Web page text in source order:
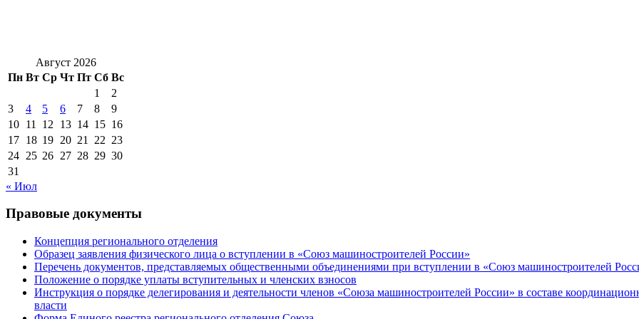
Август 2026
Пн Вт Ср Чт Пт Сб Вс
1
2
3
4 5 6 7 8
9
10 11 12 13 14 15 16
17 18 19 20 21 22 23
24 25 26 27 28 29 30
31
« Июл
Правовые документы
Концепция регионального отделения
Образец заявления физического лица о вступлении в «Союз машиностроителей России»
Перечень документов, представляемых общественными объединениями при вступлении в «Союз машиностроителей
Положение о порядке уплаты вступительных и членских взносов
Инструкция о порядке делегирования и деятельности членов «Союза машиностроителей России» в составе
власти